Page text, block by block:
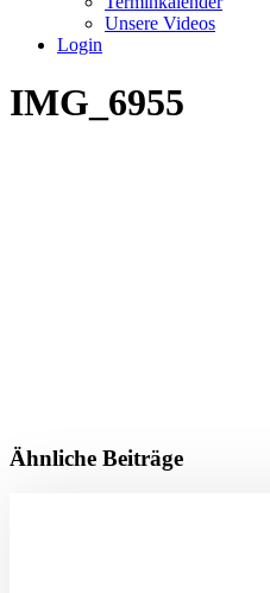
Unsere Videos
Login
IMG_6955
Ähnliche Beiträge